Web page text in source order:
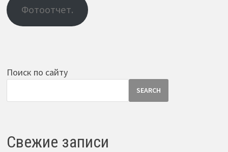
Фотоотчет.
Поиск по сайту
SEARCH
Свежие записи